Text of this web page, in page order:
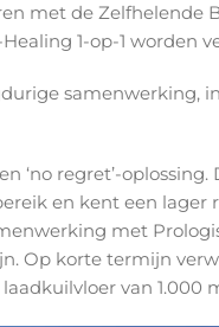
met de Zelfhelende
1-op-1 worden
samenwerking,
‘no regret’-
en kent een lager
met
Op korte termijn
van 1.000